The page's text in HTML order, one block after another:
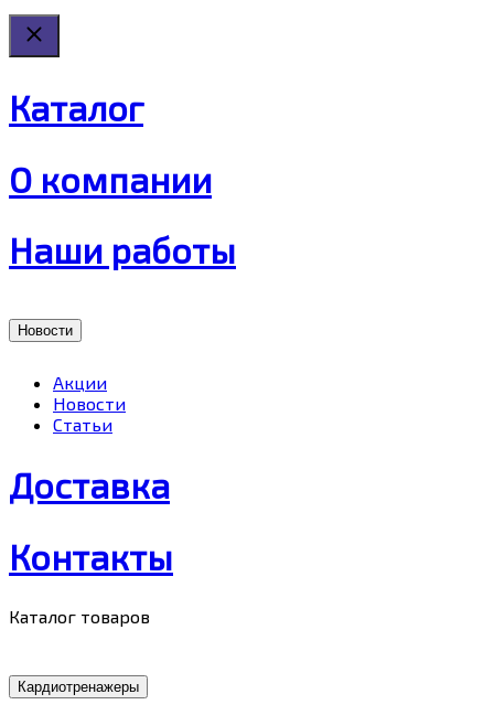
Каталог
О компании
Наши работы
Новости
Акции
Новости
Статьи
Доставка
Контакты
Каталог товаров
Кардиотренажеры